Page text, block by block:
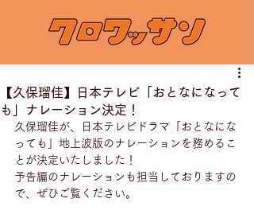
【久保瑠佳】日本テレビ「おとなになって
も」ナレーション決定！
久保瑠佳が、日本テレビドラマ「おとなにな
っても」地上波版のナレーションを務めるこ
とが決定いたしました！
予告編のナレーションも担当しておりますの
で、ぜひご覧ください。